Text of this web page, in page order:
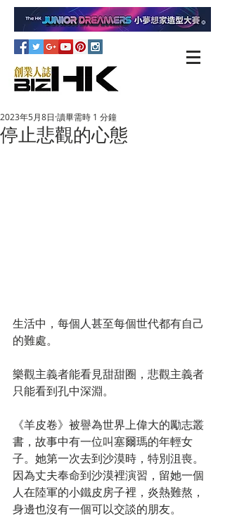
停止悲觀的心態
2023年5月8日 讀畢需時 1 分鐘
生活中，每個人甚至每個世代都有自己
的難處。
樂觀主義者能看見甜甜圈，悲觀主義者
只能看到孔中深淵。
《羊皮卷》被譽為世界上偉大的勵志叢
書，故事中有一位叫塞爾瑪的年輕女
子。她第一次去到沙漠時，特別沮喪。
因為丈夫奉命到沙漠裡演習，留她一個
人在陸軍的小鐵皮房子裡，炎熱難熬，
身邊也沒有一個可以交談的朋友。